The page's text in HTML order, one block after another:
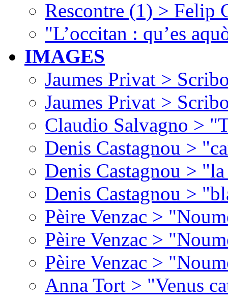
Rescontre (1) > Felip
"L’occitan : qu’es
IMAGES
Jaumes Privat >
Jaumes Privat >
Claudio Salvagno >
Denis Castagnou >
Denis Castagnou >
Denis Castagnou >
Pèire Venzac >
Pèire Venzac >
Pèire Venzac >
Anna Tort > "Venus